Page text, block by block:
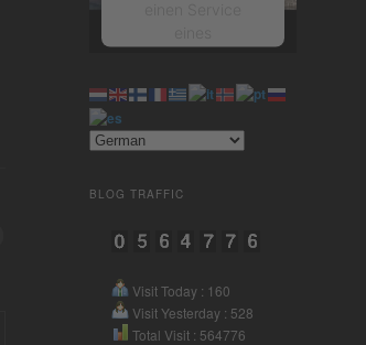
einzubetten.
kann Daten zu
sammeln. Bitte
Details durch und
Nutzung des
Service zu, um
dieses Video
BLOG TRAFFIC
Visit Today : 160
Visit Yesterday : 528
Total Visit : 564776